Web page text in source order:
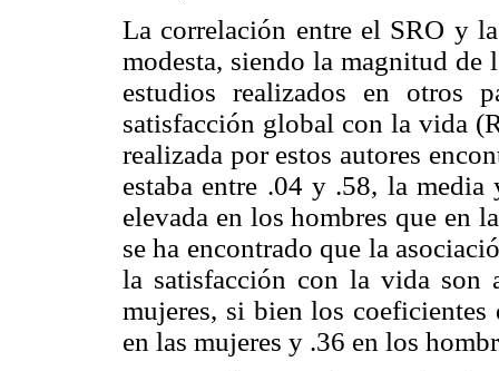
La correlación entre el SRO y
modesta, siendo la magnitud de
estudios realizados en otros
satisfacción global con la vida
realizada por estos autores
estaba entre .04 y .58, la
elevada en los hombres que en
se ha encontrado que la
la satisfacción con la vida son
mujeres, si bien los
en las mujeres y .36 en los